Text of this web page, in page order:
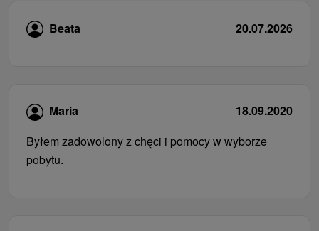
Beata 20.07.2026
Maria
18.09.2020
Byłem zadowolony z chęci i pomocy w wyborze
pobytu.